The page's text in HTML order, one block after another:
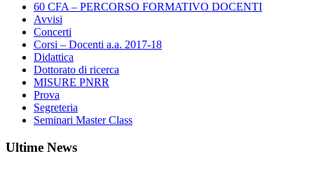
60 CFA – PERCORSO FORMATIVO DOCENTI
Avvisi
Concerti
Corsi – Docenti a.a. 2017-18
Didattica
Dottorato di ricerca
MISURE PNRR
Prova
Segreteria
Seminari Master Class
Ultime News